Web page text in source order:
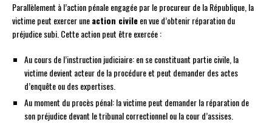
Parallèlement à l’action pénale engagée par le procureur de la République, la
victime peut exercer uneaction civileen vue d’obtenir réparation du
préjudice subi. Cette action peut être exercée :
Au cours de l’instruction judiciaire: en se constituant partie civile, la
victime devient acteur de la procédure et peut demander des actes
d’enquête ou des expertises.
Au moment du procès pénal: la victime peut demander la réparation de
son préjudice devant le tribunal correctionnel ou la cour d’assises.